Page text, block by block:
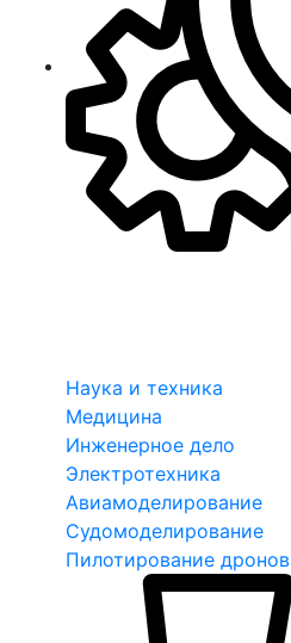
Наука и техника
Медицина
Инженерное дело
Электротехника
Авиамоделирование
Судомоделирование
Пилотирование дронов